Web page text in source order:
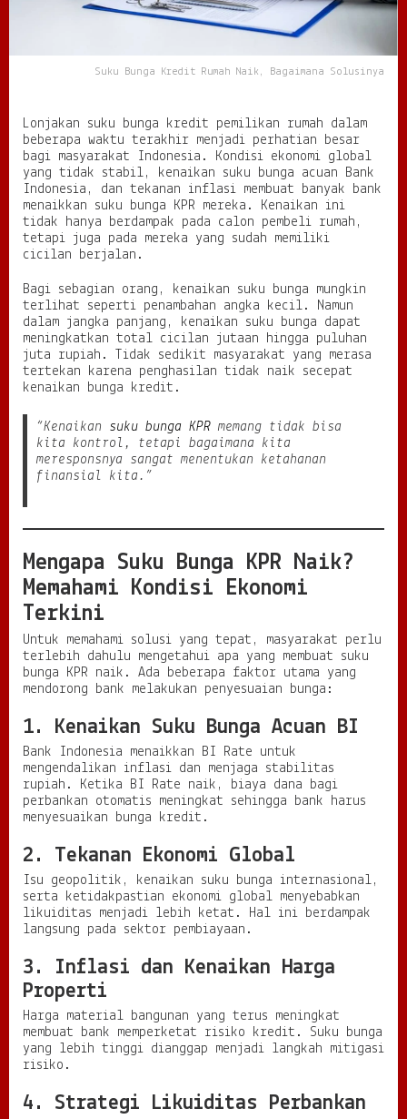
a
B
a
i
m
a
n
a
S
o
s
i
n
y
a
?
?
Suku Bunga Kredit Rumah Naik, Bagaimana Solusinya
Lonjakan suku bunga kredit pemilikan rumah dalam
beberapa waktu terakhir menjadi perhatian besar
bagi masyarakat Indonesia. Kondisi ekonomi global
yang tidak stabil, kenaikan suku bunga acuan Bank
Indonesia, dan tekanan inflasi membuat banyak bank
menaikkan suku bunga KPR mereka. Kenaikan ini
tidak hanya berdampak pada calon pembeli rumah,
tetapi juga pada mereka yang sudah memiliki
cicilan berjalan.
Bagi sebagian orang, kenaikan suku bunga mungkin
terlihat seperti penambahan angka kecil. Namun
dalam jangka panjang, kenaikan suku bunga dapat
meningkatkan total cicilan jutaan hingga puluhan
juta rupiah. Tidak sedikit masyarakat yang merasa
tertekan karena penghasilan tidak naik secepat
kenaikan bunga kredit.
“Kenaikan suku bunga KPR memang tidak bisa
kita kontrol, tetapi bagaimana kita
meresponsnya sangat menentukan ketahanan
finansial kita.”
Mengapa Suku Bunga KPR Naik?
Memahami Kondisi Ekonomi
Terkini
Untuk memahami solusi yang tepat, masyarakat perlu
terlebih dahulu mengetahui apa yang membuat suku
bunga KPR naik. Ada beberapa faktor utama yang
mendorong bank melakukan penyesuaian bunga:
1. Kenaikan Suku Bunga Acuan BI
Bank Indonesia menaikkan BI Rate untuk
mengendalikan inflasi dan menjaga stabilitas
rupiah. Ketika BI Rate naik, biaya dana bagi
perbankan otomatis meningkat sehingga bank harus
menyesuaikan bunga kredit.
2. Tekanan Ekonomi Global
Isu geopolitik, kenaikan suku bunga internasional,
serta ketidakpastian ekonomi global menyebabkan
likuiditas menjadi lebih ketat. Hal ini berdampak
langsung pada sektor pembiayaan.
3. Inflasi dan Kenaikan Harga
Properti
Harga material bangunan yang terus meningkat
membuat bank memperketat risiko kredit. Suku bunga
yang lebih tinggi dianggap menjadi langkah mitigasi
risiko.
4. Strategi Likuiditas Perbankan